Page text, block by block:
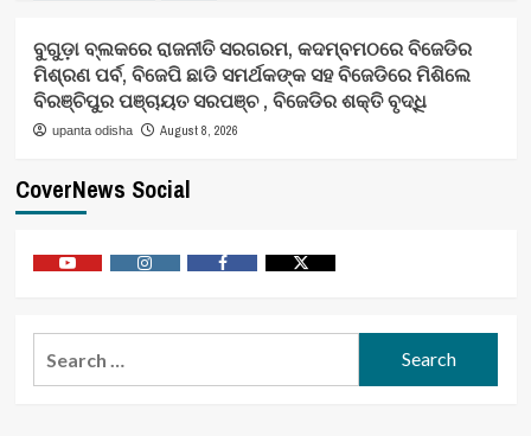
ବୁଗୁଡ଼ା ବ୍ଲକରେ ରାଜନୀତି ସରଗରମ, କଦମ୍ବମଠରେ ବିଜେଡିର
ମିଶ୍ରଣ ପର୍ବ, ବିଜେପି ଛାଡି ସମର୍ଥକଙ୍କ ସହ ବିଜେଡିରେ ମିଶିଲେ
ବିରଞ୍ଚିପୁର ପଞ୍ଚାୟତ ସରପଞ୍ଚ , ବିଜେଡିର ଶକ୍ତି ବୃଦ୍ଧି
upanta odisha August 8, 2026
CoverNews Social